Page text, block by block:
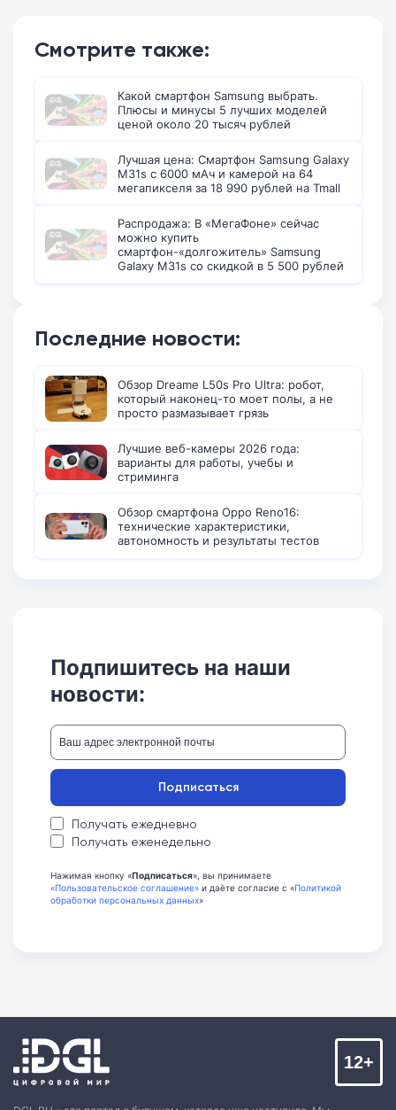
Смотрите также:
Какой смартфон Samsung выбрать.
Плюсы и минусы 5 лучших моделей
ценой около 20 тысяч рублей
Лучшая цена: Смартфон Samsung Galaxy
M31s с 6000 мАч и камерой на 64
мегапикселя за 18 990 рублей на Tmall
Распродажа: В «МегаФоне» сейчас
можно купить
смартфон-«долгожитель» Samsung
Galaxy M31s со скидкой в 5 500 рублей
Последние новости:
Обзор Dreame L50s Pro Ultra: робот,
который наконец-то моет полы, а не
просто размазывает грязь
Лучшие веб-камеры 2026 года:
варианты для работы, учебы и
стриминга
Обзор смартфона Oppo Reno16:
технические характеристики,
автономность и результаты тестов
Подпишитесь на наши
новости:
Получать ежедневно
Получать еженедельно
Подписаться
Нажимая кнопку «Подписаться», вы принимаете
«Пользовательское соглашение» и даёте согласие с «Политикой
обработки персональных данных»
12+